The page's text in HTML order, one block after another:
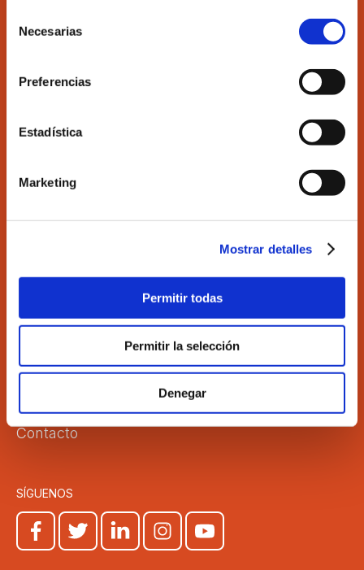
Necesarias
Preferencias
Estadística
Marketing
Mostrar detalles
Permitir todas
Permitir la selección
Denegar
C/Martí 4 -3ª 46005 Valencia
Fax 963 528 640
Directorio
Aula Virtual
Formación
Club COEV
Noticias
Contacto
SÍGUENOS